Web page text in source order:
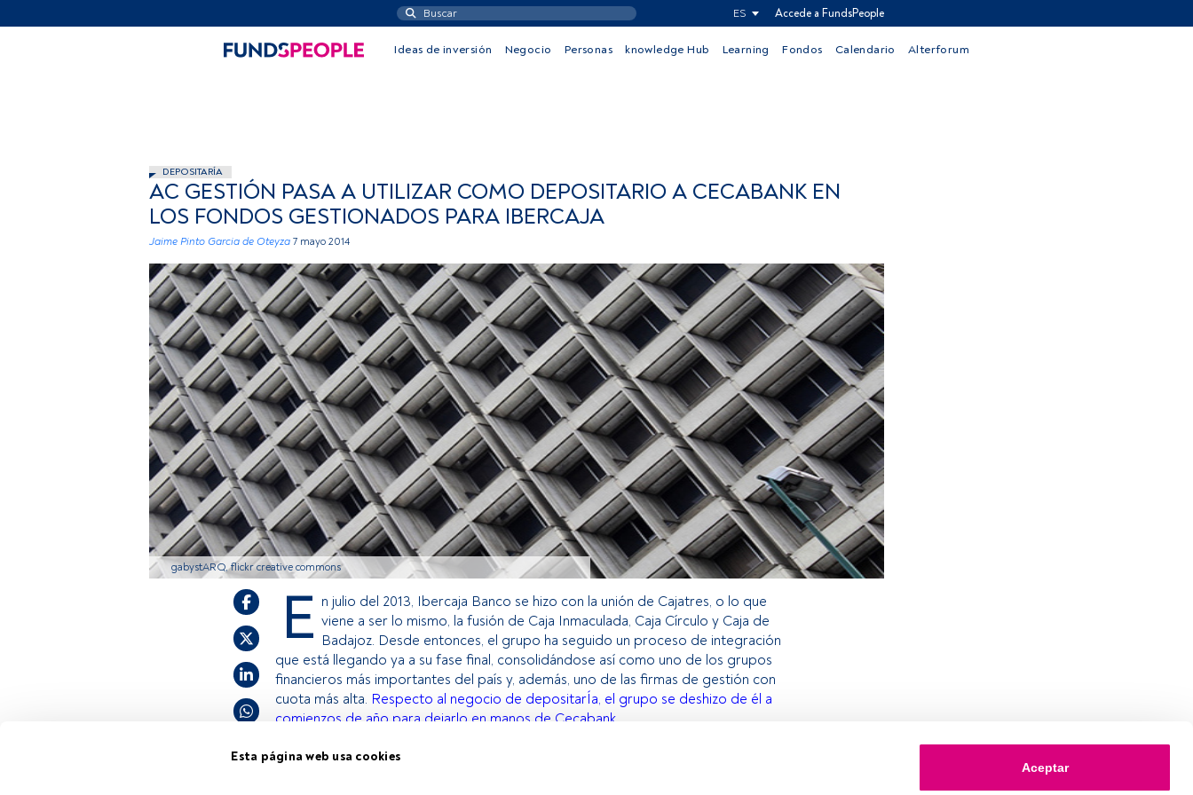
Esta página web usa cookies
Aceptar
ES Accede a FundsPeople
Ideas de inversión Negocio Personas knowledge Hub Learning Fondos Calendario Alterforum
DEPOSITARÍA
AC GESTIÓN PASA A UTILIZAR COMO DEPOSITARIO A CECABANK EN
LOS FONDOS GESTIONADOS PARA IBERCAJA
Jaime Pinto Garcia de Oteyza 7 mayo 2014
gabystARQ, flickr creative commons
E n julio del 2013, Ibercaja Banco se hizo con la unión de Cajatres, o lo que
viene a ser lo mismo, la fusión de Caja Inmaculada, Caja Círculo y Caja de
Badajoz. Desde entonces, el grupo ha seguido un proceso de integración
que está llegando ya a su fase final, consolidándose así como uno de los grupos
financieros más importantes del país y, además, uno de las firmas de gestión con
cuota más alta. Respecto al negocio de depositarÍa, el grupo se deshizo de él a
comienzos de año para dejarlo en manos de Cecabank.